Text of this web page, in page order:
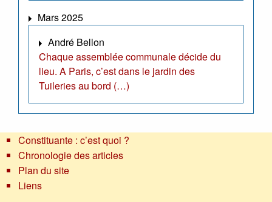
Mars 2025
André Bellon
Chaque assemblée communale décide du
lieu. A Paris, c’est dans le jardin des
Tuileries au bord (…)
Constituante : c’est quoi ?
Chronologie des articles
Plan du site
Liens